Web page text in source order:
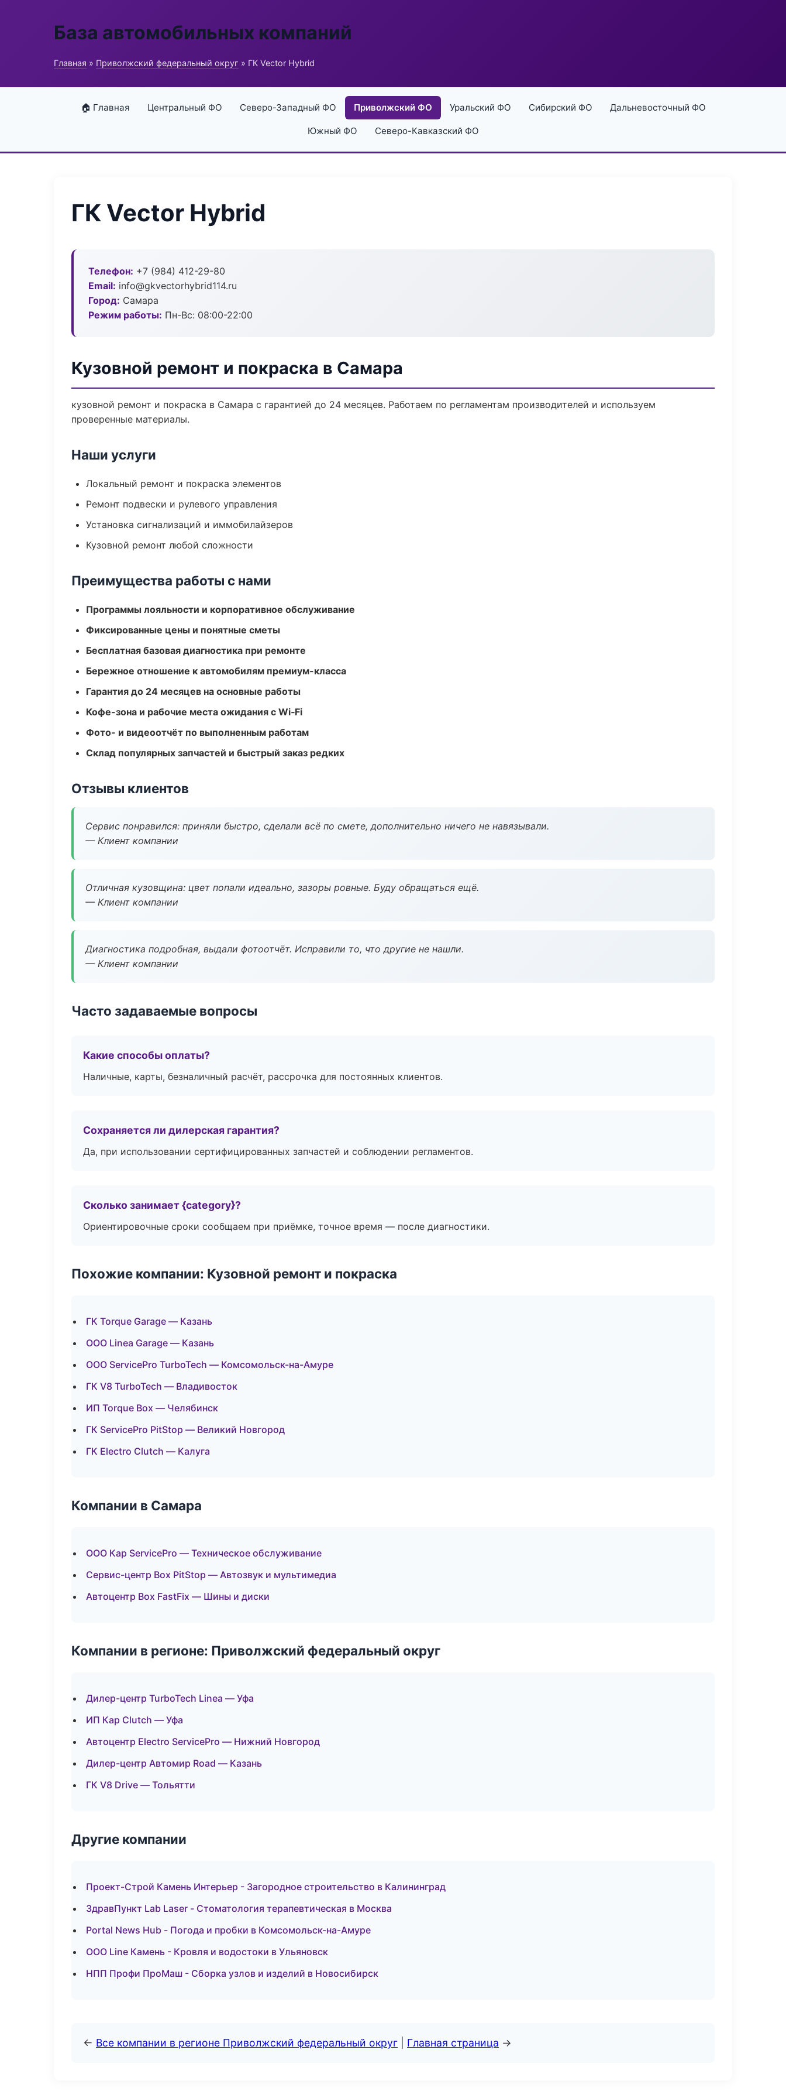
База автомобильных компаний
Главная » Приволжский федеральный округ » ГК Vector Hybrid
🏠 Главная Центральный ФО Северо-Западный ФО Приволжский ФО Уральский ФО Сибирский ФО Дальневосточный ФО
Южный ФО Северо-Кавказский ФО
ГК Vector Hybrid
Телефон: +7 (984) 412-29-80
Email: info@gkvectorhybrid114.ru
Город: Самара
Режим работы: Пн-Вс: 08:00-22:00
Кузовной ремонт и покраска в Самара
кузовной ремонт и покраска в Самара с гарантией до 24 месяцев. Работаем по регламентам производителей и используем
проверенные материалы.
Наши услуги
Локальный ремонт и покраска элементов
Ремонт подвески и рулевого управления
Установка сигнализаций и иммобилайзеров
Кузовной ремонт любой сложности
Преимущества работы с нами
Программы лояльности и корпоративное обслуживание
Фиксированные цены и понятные сметы
Бесплатная базовая диагностика при ремонте
Бережное отношение к автомобилям премиум-класса
Гарантия до 24 месяцев на основные работы
Кофе-зона и рабочие места ожидания с Wi‑Fi
Фото- и видеоотчёт по выполненным работам
Склад популярных запчастей и быстрый заказ редких
Отзывы клиентов
Сервис понравился: приняли быстро, сделали всё по смете, дополнительно ничего не навязывали.
— Клиент компании
Отличная кузовщина: цвет попали идеально, зазоры ровные. Буду обращаться ещё.
— Клиент компании
Диагностика подробная, выдали фотоотчёт. Исправили то, что другие не нашли.
— Клиент компании
Часто задаваемые вопросы
Какие способы оплаты?
Наличные, карты, безналичный расчёт, рассрочка для постоянных клиентов.
Сохраняется ли дилерская гарантия?
Да, при использовании сертифицированных запчастей и соблюдении регламентов.
Сколько занимает {category}?
Ориентировочные сроки сообщаем при приёмке, точное время — после диагностики.
Похожие компании: Кузовной ремонт и покраска
ГК Torque Garage — Казань
ООО Linea Garage — Казань
ООО ServicePro TurboTech — Комсомольск-на-Амуре
ГК V8 TurboTech — Владивосток
ИП Torque Box — Челябинск
ГК ServicePro PitStop — Великий Новгород
ГК Electro Clutch — Калуга
Компании в Самара
ООО Кар ServicePro — Техническое обслуживание
Сервис-центр Box PitStop — Автозвук и мультимедиа
Автоцентр Box FastFix — Шины и диски
Компании в регионе: Приволжский федеральный округ
Дилер-центр TurboTech Linea — Уфа
ИП Кар Clutch — Уфа
Автоцентр Electro ServicePro — Нижний Новгород
Дилер-центр Автомир Road — Казань
ГК V8 Drive — Тольятти
Другие компании
Проект-Строй Камень Интерьер - Загородное строительство в Калининград
ЗдравПункт Lab Laser - Стоматология терапевтическая в Москва
Portal News Hub - Погода и пробки в Комсомольск-на-Амуре
ООО Line Камень - Кровля и водостоки в Ульяновск
НПП Профи ПроМаш - Сборка узлов и изделий в Новосибирск
← Все компании в регионе Приволжский федеральный округ Главная страница →